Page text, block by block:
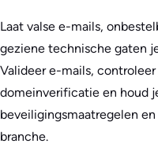
Laat valse e-mails,
geziene technische gaten
Valideer e-mails,
domeinverificatie en houd
beveiligingsmaatregelen
branche.